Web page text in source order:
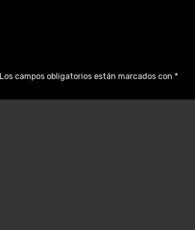
Los campos obligatorios están marcados con *